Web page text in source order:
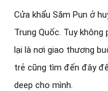
Cửa khẩu Săm Pun ở
Trung Quốc. Tuy
lại là nơi giao thương
trẻ cũng tìm đến đây
deep cho mình.